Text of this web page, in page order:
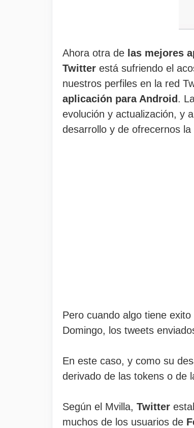
Ahora otra de las mejores
Twitter está sufriendo el
nuestros perfiles en la red
aplicación para Android .
evolución y actualización, y
desarrollo y de ofrecernos
Pero cuando algo tiene
Domingo, los tweets
En este caso, y como su
derivado de las tokens o de
Según el Mvilla, Twitter
muchos de los usuarios de